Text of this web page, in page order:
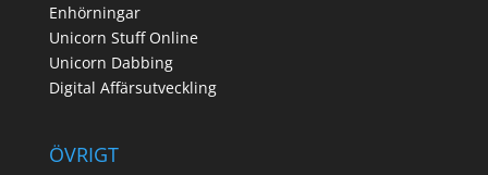
Enhörningar
Unicorn Stuff Online
Unicorn Dabbing
Digital Affärsutveckling
ÖVRIGT